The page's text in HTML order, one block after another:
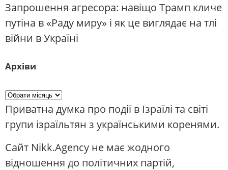
Запрошення агресора: навіщо Трамп кличе
путіна в «Раду миру» і як це виглядає на тлі
війни в Україні
Архіви
Приватна думка про події в Ізраїлі та світі
групи ізраїльтян з українськими коренями.
Сайт Nikk.Agency не має жодного
відношення до політичних партій,